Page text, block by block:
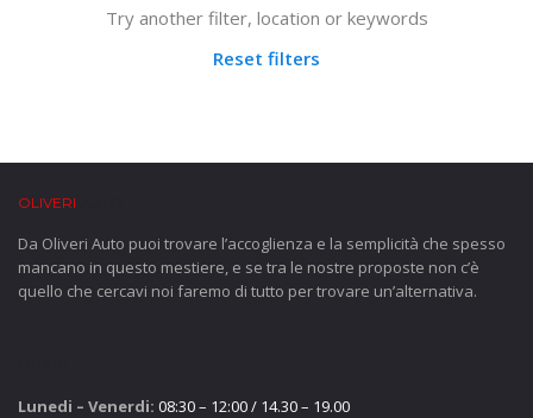
Try another filter, location or keywords
Reset filters
OLIVERI
Da Oliveri Auto puoi trovare l’accoglienza e la semplicità che spesso
mancano in questo mestiere, e se tra le nostre proposte non c’è
quello che cercavi noi faremo di tutto per trovare un’alternativa.
Lunedi – Venerdi: 08:30 – 12:00 / 14.30 – 19.00